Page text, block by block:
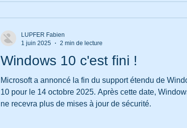
Windows 10 c'est fini !
Microsoft a annoncé la fin du support étendu de
10 pour le 14 octobre 2025. Après cette date,
ne recevra plus de mises à jour de sécurité.
LUPFER Fabien
1 juin 2025
2 min de lecture